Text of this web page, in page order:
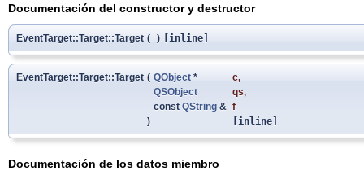
Documentación del constructor y destructor
EventTarget::Target::Target ( ) [inline]
EventTarget::Target::Target ( QObject * c,
QSObject
qs,
const QString & f
)
[inline]
Documentación de los datos miembro